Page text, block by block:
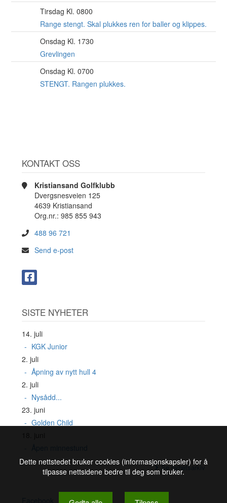
Tirsdag Kl. 0800
Range stengt. Skal plukkes ren for baller og klippes.
Onsdag Kl. 1730
Grevlingen
Onsdag Kl. 0700
STENGT. Rangen plukkes.
KONTAKT OSS
Kristiansand Golfklubb
Dvergsnesveien 125
4639 Kristiansand
Org.nr.: 985 855 943
488 96 721
Send e-post
SISTE NYHETER
14. juli
KGK Junior
2. juli
Åpning av nytt hull 4
2. juli
Nysådd...
23. juni
Golden Child
Se nyhetsarkiv
Dette nettstedet bruker cookies (informasjonskapsler) for å
tilpasse nettsidene bedre til deg som bruker.